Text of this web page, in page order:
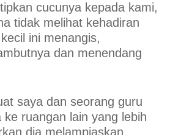
cucunya kepada kami,
tidak melihat kehadiran
ini menangis,
dan menendang
saya dan seorang guru
ke ruangan lain yang lebih
dia melampiaskan